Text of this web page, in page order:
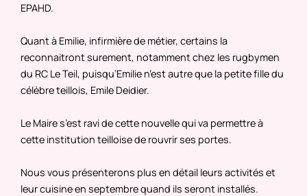
EPAHD.
Quant à Emilie, infirmière de métier, certains la
reconnaitront surement, notamment chez les rugbymen
du RC Le Teil, puisqu’Emilie n’est autre que la petite fille du
célèbre teillois, Emile Deidier.
Le Maire s’est ravi de cette nouvelle qui va permettre à
cette institution teilloise de rouvrir ses portes.
Nous vous présenterons plus en détail leurs activités et
leur cuisine en septembre quand ils seront installés.